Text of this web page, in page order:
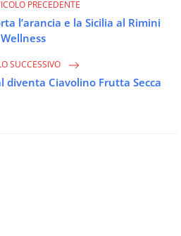
PRECEDENTE
l’arancia e la Sicilia al Rimini
Wellness
SUCCESSIVO
Ciavolino Frutta Secca